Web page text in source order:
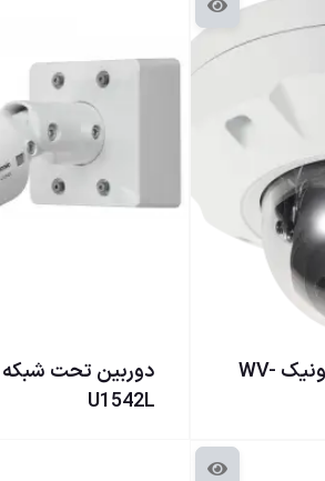
دوربین تحت شبکه پاناسونيک WV-
U1542L